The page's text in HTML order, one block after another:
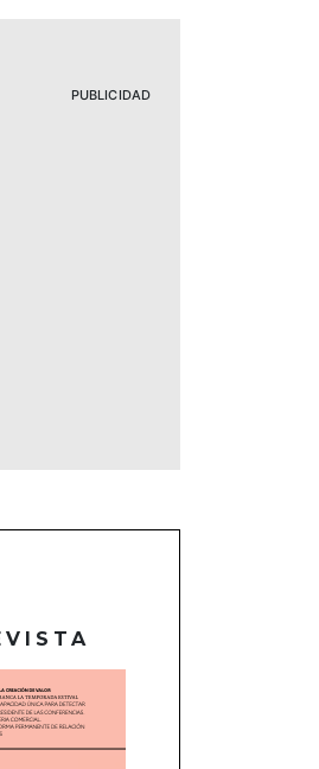
PUBLICIDAD